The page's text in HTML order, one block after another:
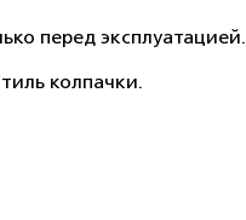
перед эксплуатацией.
колпачки.